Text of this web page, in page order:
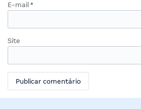
E-mail *
Site